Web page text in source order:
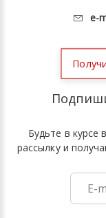
e-
Будьте в курсе
рассылку и